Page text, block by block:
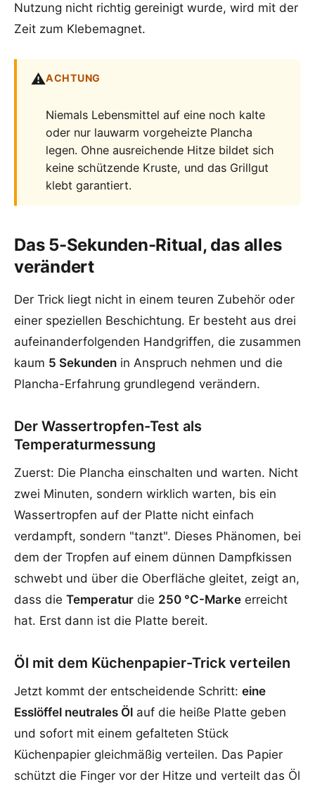
Nutzung nicht richtig gereinigt wurde, wird mit der
Zeit zum Klebemagnet.
⚠️ACHTUNG
Niemals Lebensmittel auf eine noch kalte
oder nur lauwarm vorgeheizte Plancha
legen. Ohne ausreichende Hitze bildet sich
keine schützende Kruste, und das Grillgut
klebt garantiert.
Das 5-Sekunden-Ritual, das alles
verändert
Der Trick liegt nicht in einem teuren Zubehör oder
einer speziellen Beschichtung. Er besteht aus drei
aufeinanderfolgenden Handgriffen, die zusammen
kaum 5 Sekunden in Anspruch nehmen und die
Plancha-Erfahrung grundlegend verändern.
Der Wassertropfen-Test als
Temperaturmessung
Zuerst: Die Plancha einschalten und warten. Nicht
zwei Minuten, sondern wirklich warten, bis ein
Wassertropfen auf der Platte nicht einfach
verdampft, sondern "tanzt". Dieses Phänomen, bei
dem der Tropfen auf einem dünnen Dampfkissen
schwebt und über die Oberfläche gleitet, zeigt an,
dass die Temperatur die 250 °C-Marke erreicht
hat. Erst dann ist die Platte bereit.
Öl mit dem Küchenpapier-Trick verteilen
Jetzt kommt der entscheidende Schritt: eine
Esslöffel neutrales Öl auf die heiße Platte geben
und sofort mit einem gefalteten Stück
Küchenpapier gleichmäßig verteilen. Das Papier
schützt die Finger vor der Hitze und verteilt das Öl